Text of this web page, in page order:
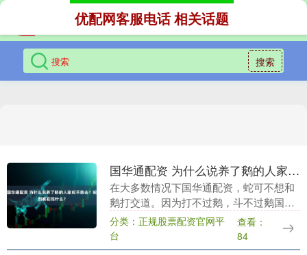
搜索
优配网客服电话 相关话题
国华通配资 为什么说养了鹅的人家蛇不敢去？蛇到底在怕什么？
在大多数情况下国华通配资，蛇可不想和
鹅打交道。因为打不过鹅，斗不过鹅国华
通配资，它们宁愿远远躲开，为什么要去
找不必要的麻烦呢？毕竟，蛇打不过鹅，
还是保持距离比较....
分类：正规股票配资官网平
台
查看：
84